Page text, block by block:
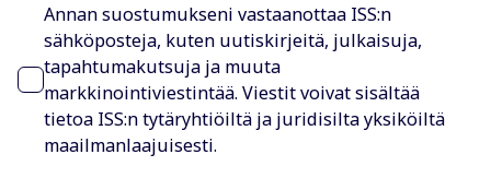
Annan suostumukseni vastaanottaa ISS:n
sähköposteja, kuten uutiskirjeitä, julkaisuja,
tapahtumakutsuja ja muuta
markkinointiviestintää. Viestit voivat sisältää
tietoa ISS:n tytäryhtiöiltä ja juridisilta yksiköiltä
maailmanlaajuisesti.